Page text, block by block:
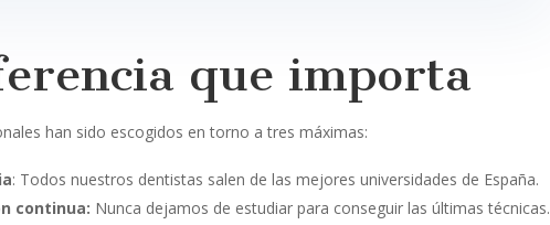
que importa
han sido escogidos en torno a tres máximas:
: Todos nuestros dentistas salen de las mejores universidades de España.
continua: Nunca dejamos de estudiar para conseguir las últimas técnicas.